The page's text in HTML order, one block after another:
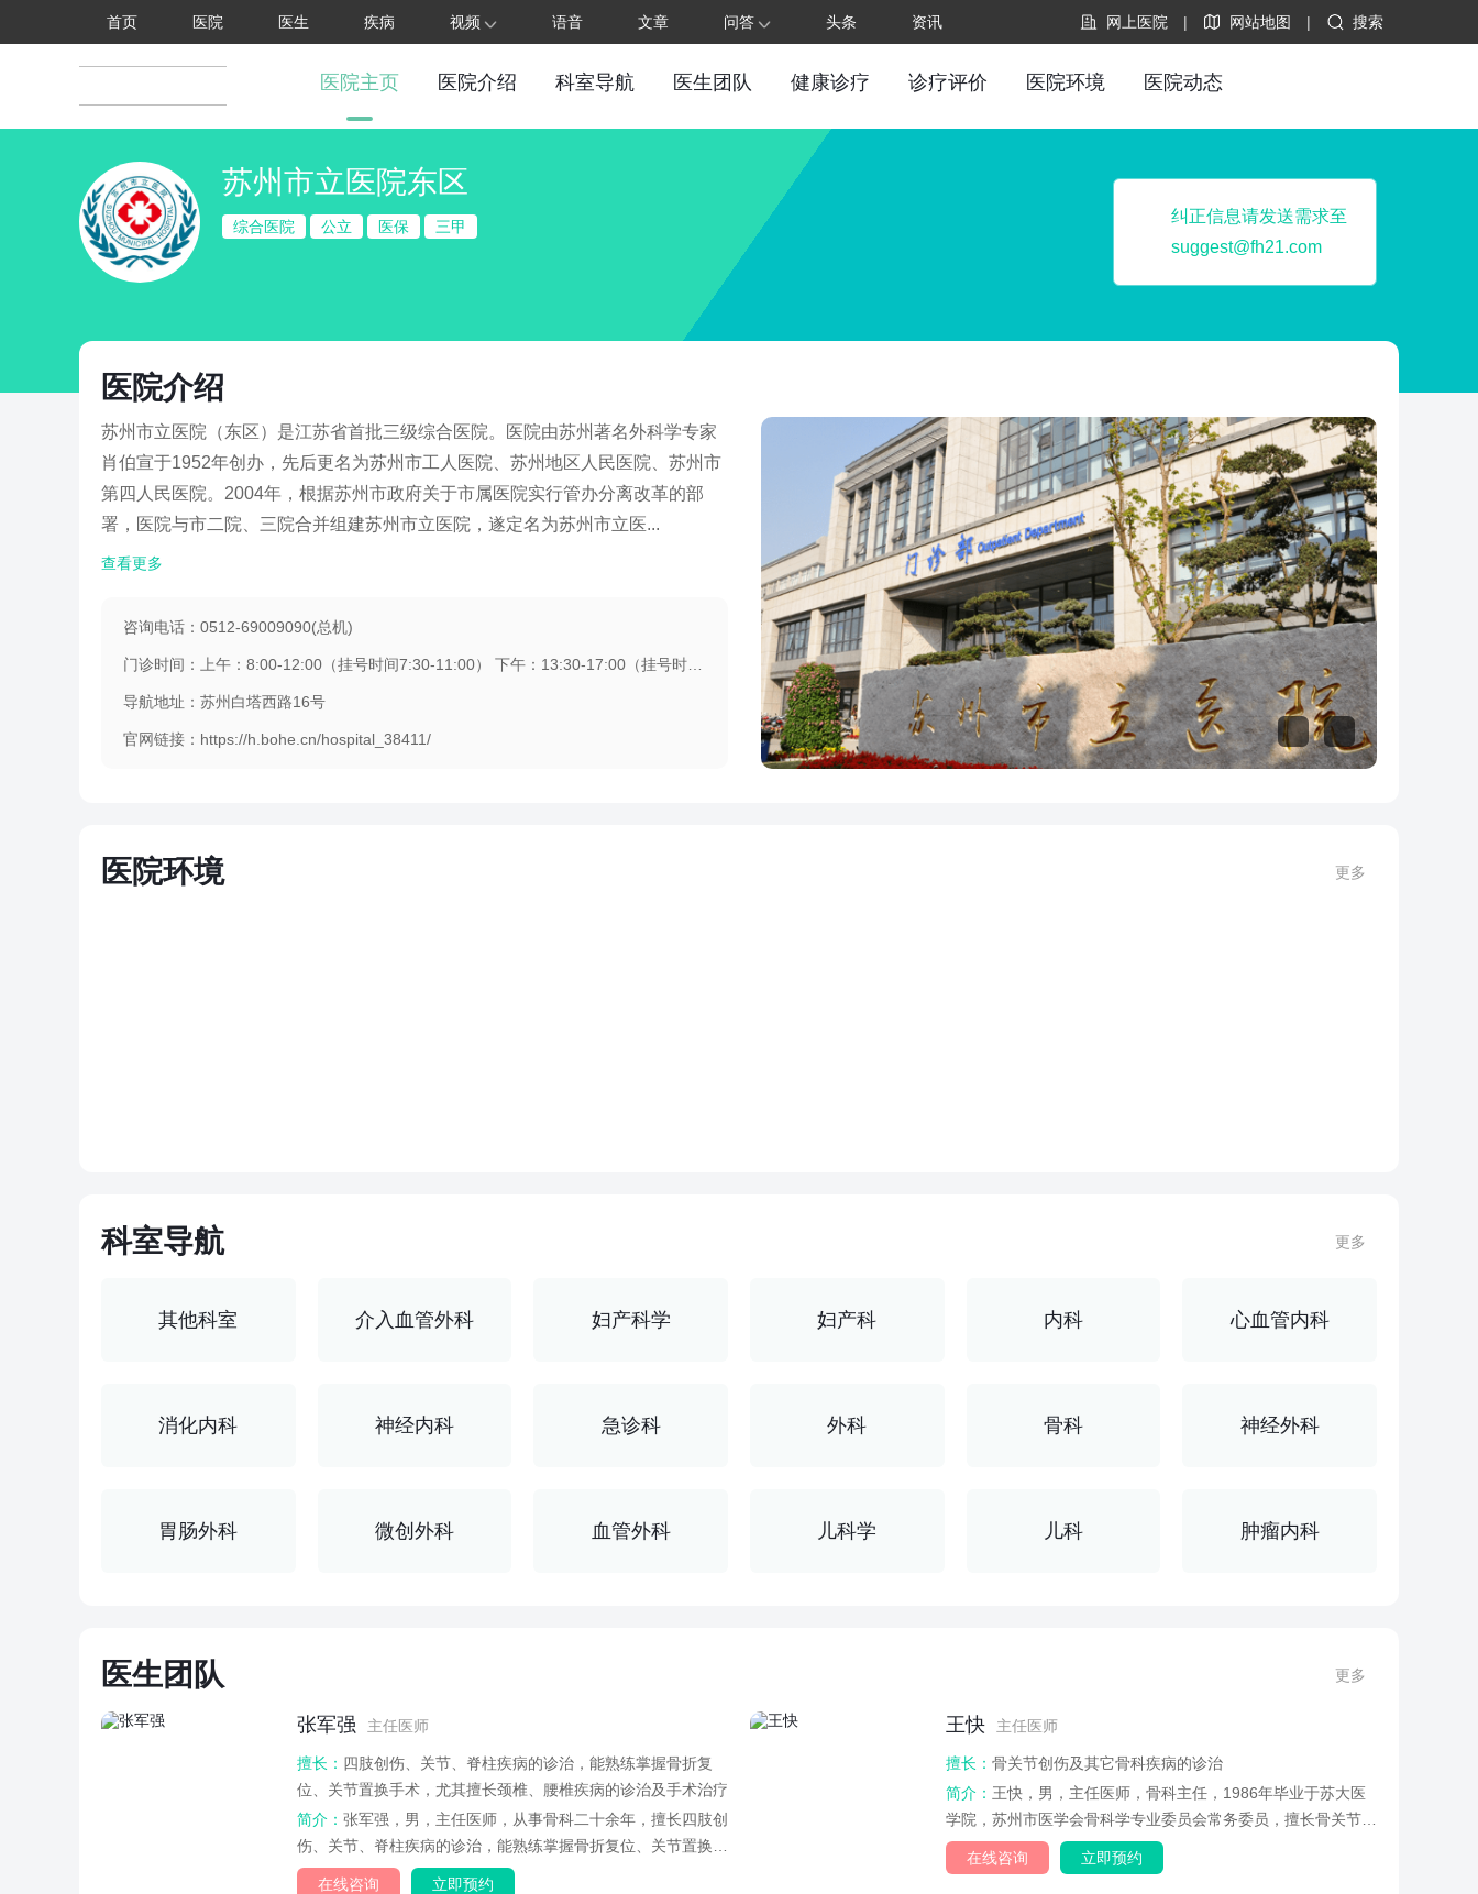
首页 医院 医生 疾病 视频 语音 文章 问答 头条 资讯 网上医院 | 网站地图 | 搜索
医院主页 医院介绍 科室导航 医生团队 健康诊疗 诊疗评价 医院环境 医院动态
苏州市立医院东区
综合医院 公立 医保 三甲
纠正信息请发送需求至
suggest@fh21.com
医院介绍
苏州市立医院（东区）是江苏省首批三级综合医院。医院由苏州著名外科学专家
肖伯宣于1952年创办，先后更名为苏州市工人医院、苏州地区人民医院、苏州市
第四人民医院。2004年，根据苏州市政府关于市属医院实行管办分离改革的部
署，医院与市二院、三院合并组建苏州市立医院，遂定名为苏州市立医...
查看更多
咨询电话：0512-69009090(总机)
导航地址：苏州白塔西路16号
官网链接：https://h.bohe.cn/hospital_38411/
医院环境 更多
科室导航 更多
其他科室 介入血管外科 妇产科学 妇产科 内科 心血管内科
消化内科 神经内科 急诊科 外科 骨科 神经外科
胃肠外科 微创外科 血管外科 儿科学 儿科 肿瘤内科
医生团队 更多
张军强 主任医师
擅长： 四肢创伤、关节、脊柱疾病的诊治，能熟练掌握骨折复
位、关节置换手术，尤其擅长颈椎、腰椎疾病的诊治及手术治疗
简介： 张军强，男，主任医师，从事骨科二十余年，擅长四肢创
伤、关节、脊柱疾病的诊治，能熟练掌握骨折复位、关节置换手
术，尤其擅长颈...
在线咨询 立即预约
王快 主任医师
擅长： 骨关节创伤及其它骨科疾病的诊治
简介： 王快，男，主任医师，骨科主任，1986年毕业于苏大医
学院，苏州市医学会骨科学专业委员会常务委员，擅长骨关节创
伤及其它骨科...
在线咨询 立即预约